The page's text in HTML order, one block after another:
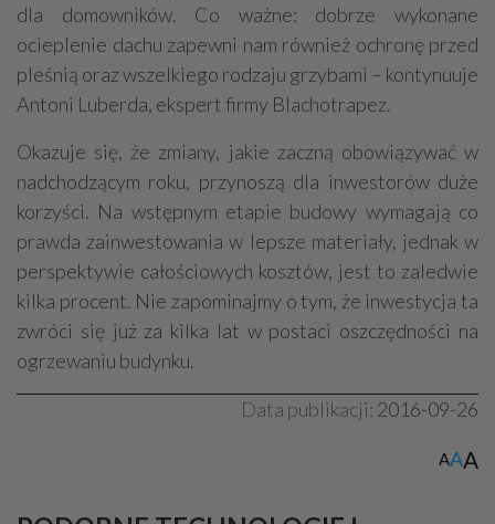
dla domowników. Co ważne: dobrze wykonane
ocieplenie dachu zapewni nam również ochronę przed
pleśnią oraz wszelkiego rodzaju grzybami – kontynuuje
Antoni Luberda, ekspert firmy Blachotrapez.
Okazuje się, że zmiany, jakie zaczną obowiązywać w
nadchodzącym roku, przynoszą dla inwestorów duże
korzyści. Na wstępnym etapie budowy wymagają co
prawda zainwestowania w lepsze materiały, jednak w
perspektywie całościowych kosztów, jest to zaledwie
kilka procent. Nie zapominajmy o tym, że inwestycja ta
zwróci się już za kilka lat w postaci oszczędności na
ogrzewaniu budynku.
Data publikacji: 2016-09-26
AAA